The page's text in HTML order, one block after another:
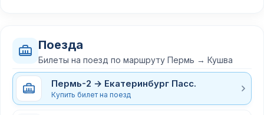
Поезда
Билеты на поезд по маршруту Пермь → Кушва
Пермь-2 → Екатеринбург Пасс.
Купить билет на поезд